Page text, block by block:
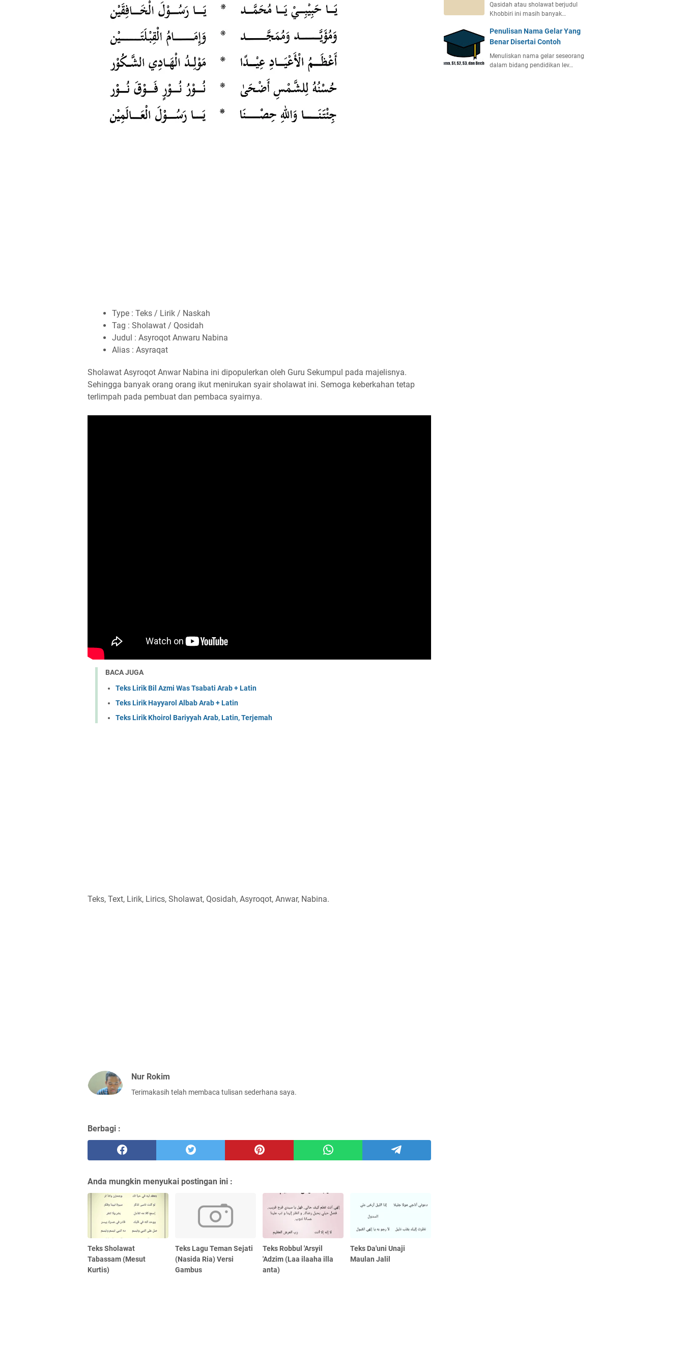
Type : Teks / Lirik / Naskah
Tag : Sholawat / Qosidah
Judul : Asyroqot Anwaru Nabina
Alias : Asyraqat
Sholawat Asyroqot Anwar Nabina ini dipopulerkan oleh Guru Sekumpul pada majelisnya.
Sehingga banyak orang orang ikut menirukan syair sholawat ini. Semoga keberkahan tetap
terlimpah pada pembuat dan pembaca syairnya.
BACA JUGA
Teks Lirik Bil Azmi Was Tsabati Arab + Latin
Teks Lirik Hayyarol Albab Arab + Latin
Teks Lirik Khoirol Bariyyah Arab, Latin, Terjemah
Teks, Text, Lirik, Lirics, Sholawat, Qosidah, Asyroqot, Anwar, Nabina.
Nur Rokim
Terimakasih telah membaca tulisan sederhana saya.
Berbagi :
Anda mungkin menyukai postingan ini :
Teks Sholawat
Tabassam (Mesut
Kurtis)
Teks Lagu Teman Sejati
(Nasida Ria) Versi
Gambus
Teks Robbul 'Arsyil
'Adzim (Laa ilaaha illa
anta)
Teks Da'uni Unaji
Maulan Jalil
Qasidah atau sholawat berjudul
Khobbiri ini masih banyak…
Penulisan Nama Gelar Yang
Benar Disertai Contoh
Menuliskan nama gelar seseorang
dalam bidang pendidikan lev…